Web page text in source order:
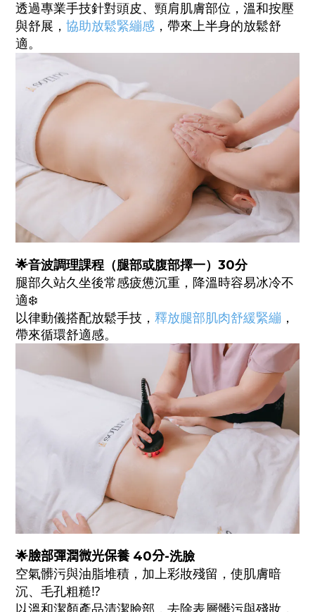
透過專業手技針對頭皮、頸肩肌膚部位，溫和按壓
與舒展， 協助放鬆緊繃感 ，帶來上半身的放鬆舒
適。
🌟音波調理課程（腿部或腹部擇一） 30分
腿部久站久坐後常感疲憊沉重，降溫時容易冰冷不
適❄️
以律動儀搭配放鬆手技， 釋放腿部肌肉舒緩緊繃 ，
帶來循環舒適感。
🌟臉部彈潤微光保養40分-洗臉
空氣髒污與油脂堆積，加上彩妝殘留，使肌膚暗
沉、毛孔粗糙⁉️
以溫和潔顏產品清潔臉部，去除表層髒污與殘妝，